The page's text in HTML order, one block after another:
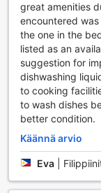
City Premiere
erinomaisia
vaivatonta ja
varmistaa, että
saatavilla, oli
mukaan lukien
pitävät vaatteesi
Lisäksi hotellin
sinua kaikissa
kauneudesta
tiloissa, joten
on myös
great amenities
encountered
the one in the
listed as an
suggestion for
dishwashing
to cooking
to wash dishes
better condition.
Käännä arvio
Eva